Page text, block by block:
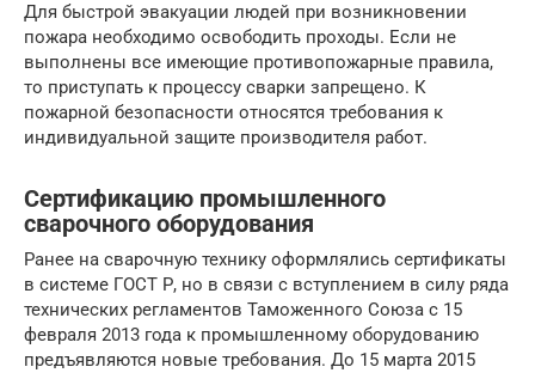
Для быстрой эвакуации людей при возникновении
пожара необходимо освободить проходы. Если не
выполнены все имеющие противопожарные правила,
то приступать к процессу сварки запрещено. К
пожарной безопасности относятся требования к
индивидуальной защите производителя работ.
Сертификацию промышленного
сварочного оборудования
Ранее на сварочную технику оформлялись сертификаты
в системе ГОСТ Р, но в связи с вступлением в силу ряда
технических регламентов Таможенного Союза с 15
февраля 2013 года к промышленному оборудованию
предъявляются новые требования. До 15 марта 2015